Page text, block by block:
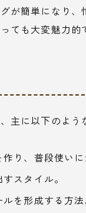
が簡単になり
ても大変魅力的
主に以下のよう
り、普段使いに
スタイル。
を形成する方法